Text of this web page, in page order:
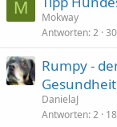
M
Mokway
Antworten 2
Rumpy -
DanielaJ
Antworten 2